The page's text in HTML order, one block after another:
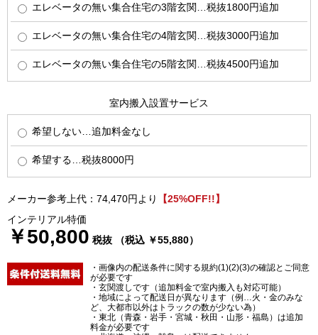
エレベータの無い集合住宅の3階玄関…税抜1800円追加
エレベータの無い集合住宅の4階玄関…税抜3000円追加
エレベータの無い集合住宅の5階玄関…税抜4500円追加
室内搬入設置サービス
希望しない…追加料金なし
希望する…税抜8000円
メーカー参考上代：74,470円より
【25%OFF!!】
インテリアル特価
￥50,800 税抜 （税込 ￥55,880）
・画像内の配送条件に関する規約(1)(2)(3)の確認とご同意
が必要です
・玄関渡しです（追加料金で室内搬入も対応可能）
・地域によって配送日が異なります（例…火・金のみな
ど、大都市以外はトラックの数が少ない為）
・東北（青森・岩手・宮城・秋田・山形・福島）は追加
料金が必要です